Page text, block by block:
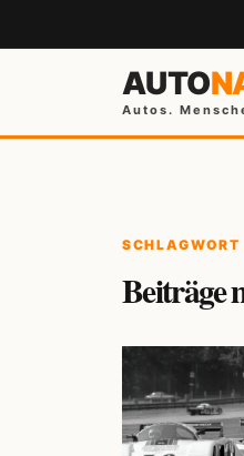
AUTO
Autos.
SCHLAGWORT
Beiträge